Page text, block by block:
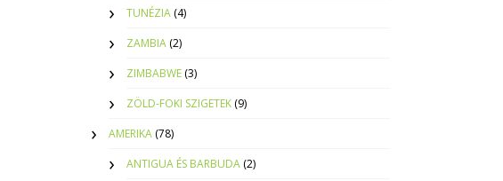
TUNÉZIA (4)
ZAMBIA (2)
ZIMBABWE (3)
ZÖLD-FOKI SZIGETEK (9)
AMERIKA (78)
ANTIGUA ÉS BARBUDA (2)